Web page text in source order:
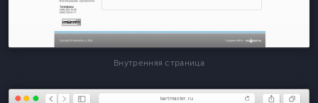
Внутренняя страница
kartmaster.ru